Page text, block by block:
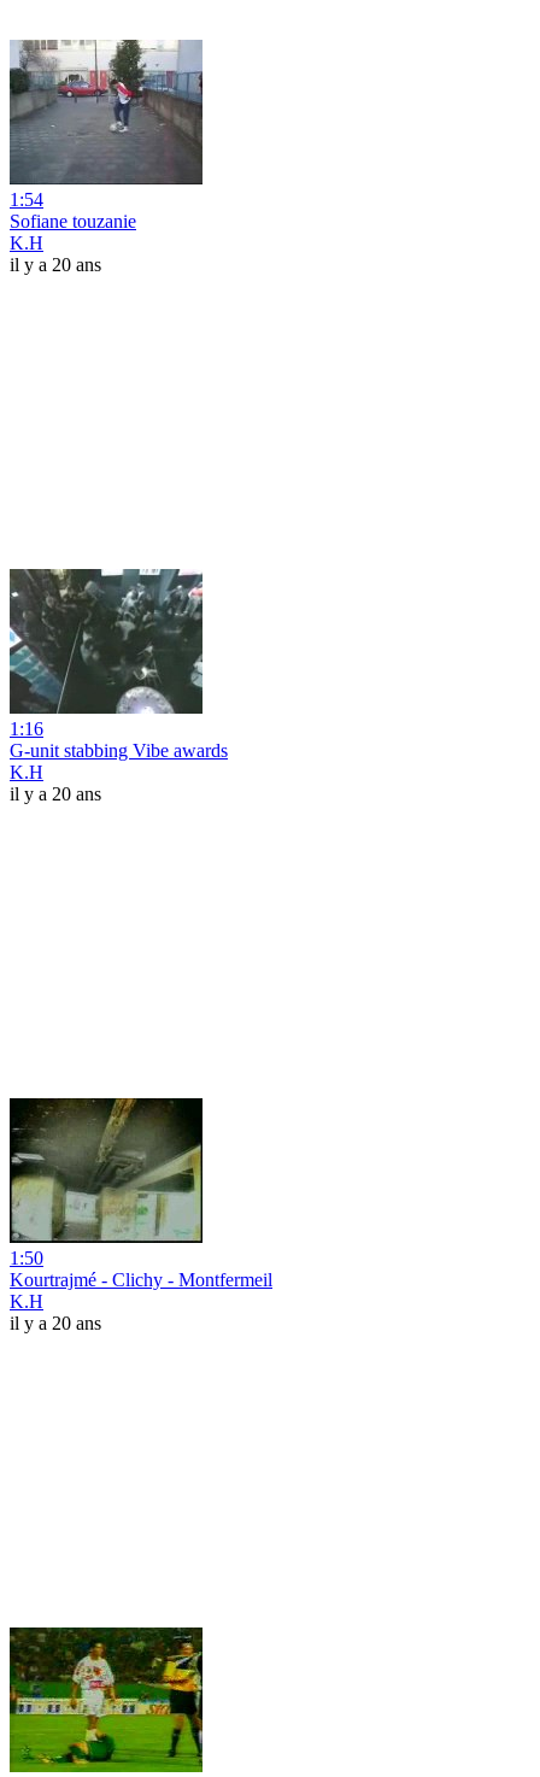
1:54
Sofiane touzanie
K.H
il y a 20 ans
1:16
G-unit stabbing Vibe awards
K.H
il y a 20 ans
1:50
Kourtrajmé - Clichy - Montfermeil
K.H
il y a 20 ans